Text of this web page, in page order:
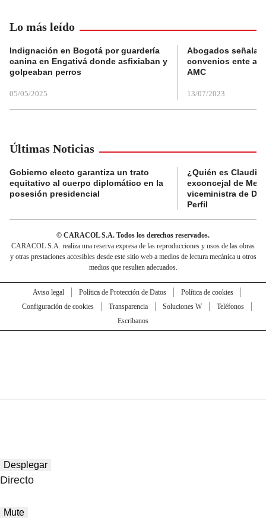
Lo más leído
Indignación en Bogotá por guardería
canina en Engativá donde asfixiaban y
golpeaban perros
05/05/2025
Abogados
convenios ente
AMC
13/07/2023
Últimas Noticias
Gobierno electo garantiza un trato
equitativo al cuerpo diplomático en la
posesión presidencial
¿Quién es Claudia
exconcejal de
viceministra de
Perfil
© CARACOL S.A. Todos los derechos reservados.
CARACOL S.A. realiza una reserva expresa de las reproducciones y usos de las obras
y otras prestaciones accesibles desde este sitio web a medios de lectura mecánica u otros
medios que resulten adecuados.
Aviso legal Política de Protección de Datos
Política de cookies
Configuración de cookies
Transparencia Soluciones W
Teléfonos
Escríbanos
Desplegar
Directo
Mute